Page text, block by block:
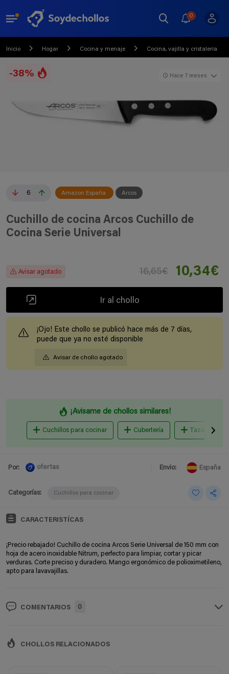
0
Inicio Hogar Cocina y menaje Cocina, vajilla y cristalería
-38%
6 Amazon España Arcos
Hace 7 meses
Cuchillo de cocina Arcos Cuchillo de
Cocina Serie Universal
Avisar agotado 16,65€ 10,34€
Ir al chollo
¡Ojo! Este chollo se publicó hace más de 7 días,
puede que ya no esté disponible
Avisar de chollo agotado
¡Avisame de chollos similares!
Cuchillos para cocinar Cubertería Tazas
Por: ofertas Envio: España
Categorías: Cuchillos para cocinar
CARACTERISTÍCAS
¡Precio rebajado! Cuchillo de cocina Arcos Serie Universal de 150 mm con
hoja de acero inoxidable Nitrum, perfecto para limpiar, cortar y picar
verduras. Corte preciso y duradero. Mango ergonómico de polioximetileno,
apto para lavavajillas.
COMENTARIOS 0
CHOLLOS RELACIONADOS